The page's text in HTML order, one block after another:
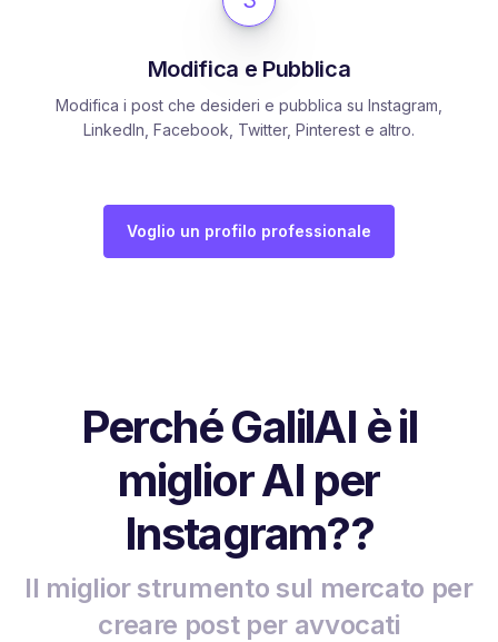
Modifica e Pubblica
Modifica i post che desideri e pubblica su Instagram,
LinkedIn, Facebook, Twitter, Pinterest e altro.
Voglio un profilo professionale
Perché GalilAI è il
miglior AI per
Instagram??
Il miglior strumento sul mercato per
creare post per avvocati